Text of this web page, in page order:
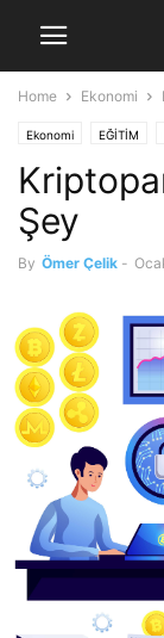
Home Ekonomi
Ekonomi EĞİTİM
Şey
By Ömer Çelik -